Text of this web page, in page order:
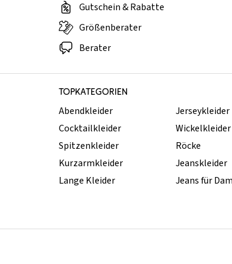
Gutschein & Rabatte
Größenberater
Berater
TOPKATEGORIEN
Abendkleider
Cocktailkleider
Spitzenkleider
Kurzarmkleider
Lange Kleider
Jerseykleider
Wickelkleider
Röcke
Jeanskleider
Jeans für